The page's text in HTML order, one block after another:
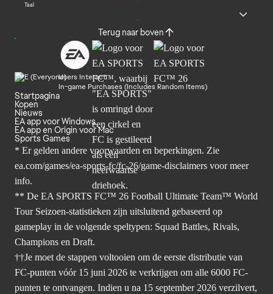
Taal
Terug naar boven
Users Interact
In-game Purchases (Includes Random Items)
Startpagina
Kopen
Nieuws
EA app voor Windows
EA app en Origin voor Mac
Sports Games
* Er gelden andere voorwaarden en beperkingen. Zie
ea.com/games/ea-sports-fc/fc-26/game-disclaimers voor meer
info.
** De EA SPORTS FC™ 26 Football Ultimate Team™ World
Tour Seizoen-statistieken zijn uitsluitend gebaseerd op
gameplay in de volgende speltypen: Squad Battles, Rivals,
Champions en Draft.
††Je moet de stappen voltooien om de eerste distributie van
FC-punten vóór 15 juni 2026 te verkrijgen om alle 6000 FC-
punten te ontvangen. Indien u na 15 september 2026 verzilvert,